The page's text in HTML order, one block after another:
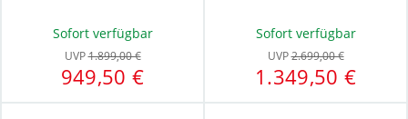
Sofort verfügbar
UVP1.899,00 €
949,50 €
Sofort verfügbar
UVP2.699,00 €
1.349,50 €